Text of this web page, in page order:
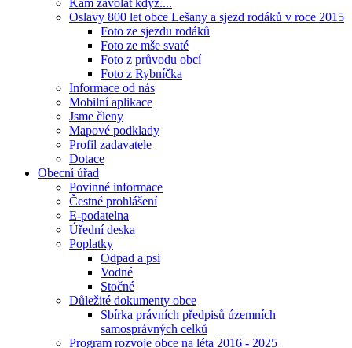
Kam zavolat když....
Oslavy 800 let obce Lešany a sjezd rodáků v roce 2015
Foto ze sjezdu rodáků
Foto ze mše svaté
Foto z průvodu obcí
Foto z Rybníčka
Informace od nás
Mobilní aplikace
Jsme členy
Mapové podklady
Profil zadavatele
Dotace
Obecní úřad
Povinné informace
Čestné prohlášení
E-podatelna
Úřední deska
Poplatky
Odpad a psi
Vodné
Stočné
Důležité dokumenty obce
Sbírka právních předpisů územních
samosprávných celků
Program rozvoje obce na léta 2016 - 2025